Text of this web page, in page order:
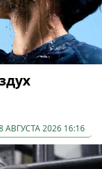
АВГУСТА 2026 16:16